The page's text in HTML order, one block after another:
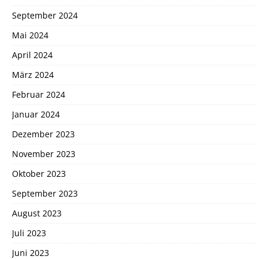
September 2024
Mai 2024
April 2024
März 2024
Februar 2024
Januar 2024
Dezember 2023
November 2023
Oktober 2023
September 2023
August 2023
Juli 2023
Juni 2023